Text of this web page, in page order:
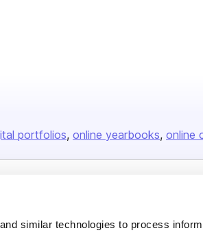
similar technologies to process
portfolios online yearbooks online